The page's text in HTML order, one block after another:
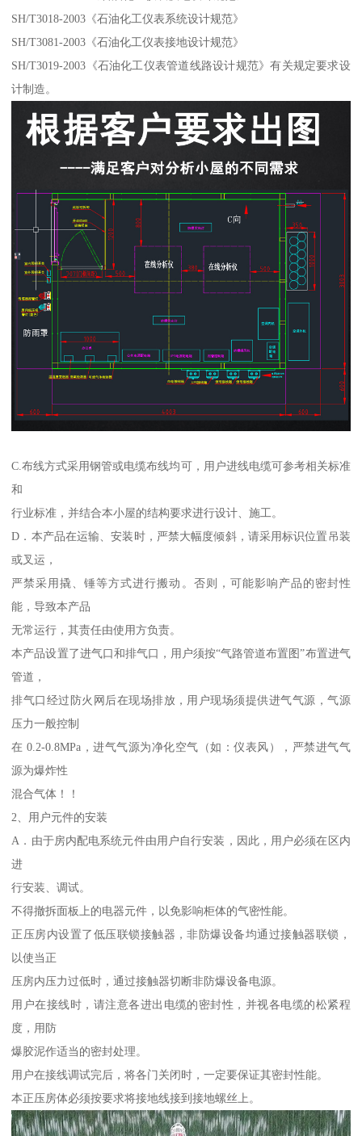
SH/T3018-2003《石油化工仪表系统设计规范》
SH/T3081-2003《石油化工仪表接地设计规范》
SH/T3019-2003《石油化工仪表管道线路设计规范》有关规定要求设
计制造。
C.布线方式采用钢管或电缆布线均可，用户进线电缆可参考相关标准
和
行业标准，并结合本小屋的结构要求进行设计、施工。
D．本产品在运输、安装时，严禁大幅度倾斜，请采用标识位置吊装
或叉运，
严禁采用撬、锤等方式进行搬动。否则，可能影响产品的密封性
能，导致本产品
无常运行，其责任由使用方负责。
本产品设置了进气口和排气口，用户须按“气路管道布置图”布置进气
管道，
排气口经过防火网后在现场排放，用户现场须提供进气气源，气源
压力一般控制
在 0.2-0.8MPa，进气气源为净化空气（如：仪表风），严禁进气气
源为爆炸性
混合气体！！
2、用户元件的安装
A．由于房内配电系统元件由用户自行安装，因此，用户必须在区内
进
行安装、调试。
不得撤拆面板上的电器元件，以免影响柜体的气密性能。
正压房内设置了低压联锁接触器，非防爆设备均通过接触器联锁，
以使当正
压房内压力过低时，通过接触器切断非防爆设备电源。
用户在接线时，请注意各进出电缆的密封性，并视各电缆的松紧程
度，用防
爆胶泥作适当的密封处理。
用户在接线调试完后，将各门关闭时，一定要保证其密封性能。
本正压房体必须按要求将接地线接到接地螺丝上。